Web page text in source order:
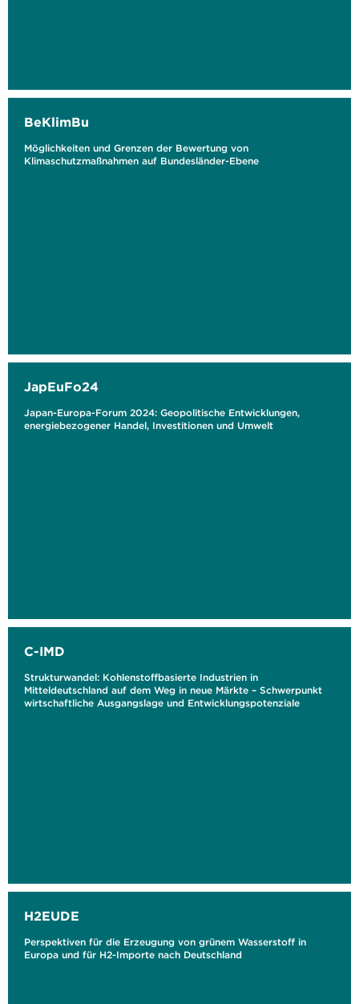
BeKlimBu
Möglichkeiten und Grenzen der Bewertung von
Klimaschutzmaßnahmen auf Bundesländer-Ebene
JapEuFo24
Japan-Europa-Forum 2024: Geopolitische Entwicklungen,
energiebezogener Handel, Investitionen und Umwelt
C-IMD
Strukturwandel: Kohlenstoffbasierte Industrien in
Mitteldeutschland auf dem Weg in neue Märkte – Schwerpunkt
wirtschaftliche Ausgangslage und Entwicklungspotenziale
H2EUDE
Perspektiven für die Erzeugung von grünem Wasserstoff in
Europa und für H2-Importe nach Deutschland